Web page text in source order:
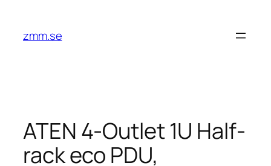
innehåll
zmm.se
ATEN 4-Outlet 1U Half-
rack eco PDU,